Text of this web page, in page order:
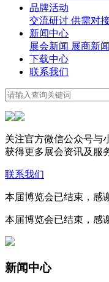
品牌活动
交流研讨 供需对
新闻中心
展会新闻 展商新闻
下载中心
联系我们
关注官方微信公众号与
获得更多展会资讯及服
联系我们
本届博览会已结束，感
本届博览会已结束，感
新闻中心